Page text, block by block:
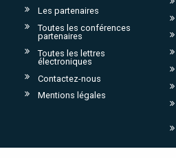
Les partenaires
Toutes les conférences
partenaires
Toutes les lettres
électroniques
Contactez-nous
Mentions légales